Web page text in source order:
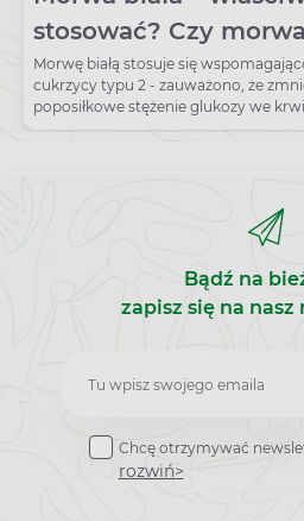
stosować? Czy
cukier?
Morwę białą stosuje się
cukrzycy typu 2 - zauważono, że
poposiłkowe stężenie glukozy we
Bądź na
zapisz się na
Zapisz
do
newslettera
Chcę otrzymywać
rozwiń>